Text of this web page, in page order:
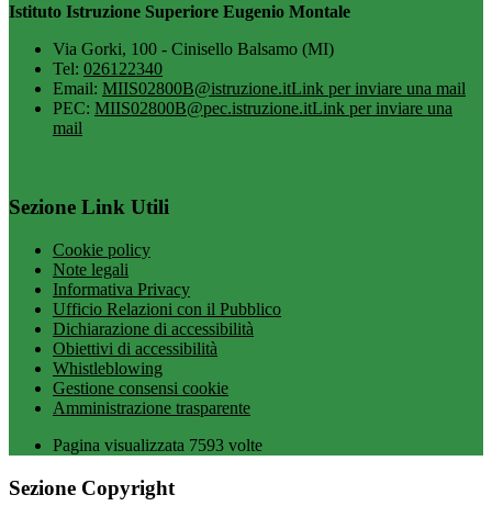
Istituto Istruzione Superiore Eugenio Montale
Via Gorki, 100 - Cinisello Balsamo (MI)
Tel: 026122340
Email: MIIS02800B@istruzione.itLink per inviare una mail
PEC: MIIS02800B@pec.istruzione.itLink per inviare una
mail
Sezione Link Utili
Cookie policy
Note legali
Informativa Privacy
Ufficio Relazioni con il Pubblico
Dichiarazione di accessibilità
Obiettivi di accessibilità
Whistleblowing
Gestione consensi cookie
Amministrazione trasparente
Pagina visualizzata 7593 volte
Sezione Copyright